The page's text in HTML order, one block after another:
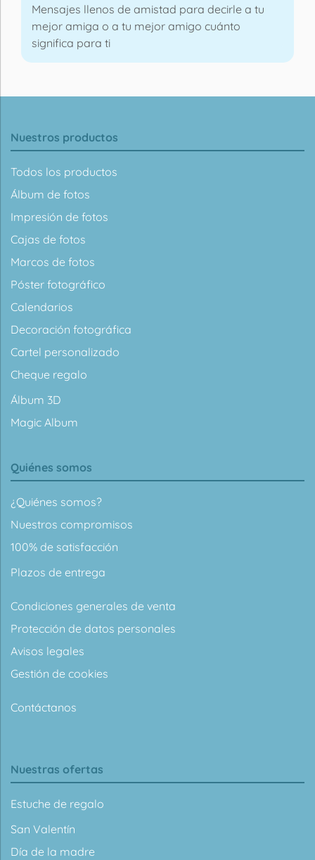
Mensajes llenos de amistad para decirle a tu
mejor amiga o a tu mejor amigo cuánto
significa para ti
Nuestros productos
Todos los productos
Álbum de fotos
Impresión de fotos
Cajas de fotos
Marcos de fotos
Póster fotográfico
Calendarios
Decoración fotográfica
Cartel personalizado
Cheque regalo
Álbum 3D
Magic Album
Quiénes somos
¿Quiénes somos?
Nuestros compromisos
100% de satisfacción
Plazos de entrega
Condiciones generales de venta
Protección de datos personales
Avisos legales
Gestión de cookies
Contáctanos
Nuestras ofertas
Estuche de regalo
San Valentín
Día de la madre